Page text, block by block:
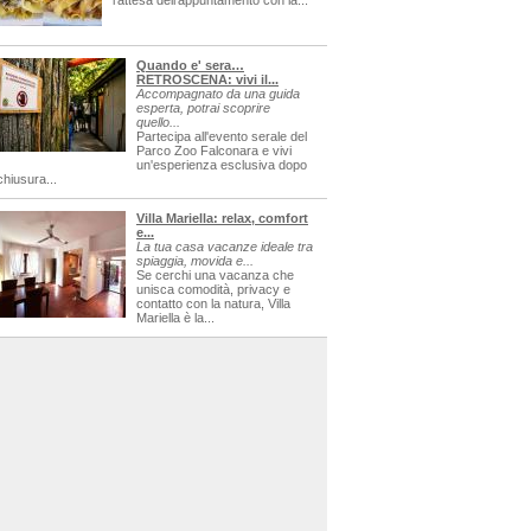
Quando e' sera…
RETROSCENA: vivi il...
Accompagnato da una guida
esperta, potrai scoprire
quello...
Partecipa all'evento serale del
Parco Zoo Falconara e vivi
un'esperienza esclusiva dopo
Villa Mariella: relax, comfort
e...
La tua casa vacanze ideale tra
spiaggia, movida e...
Se cerchi una vacanza che
unisca comodità, privacy e
contatto con la natura, Villa
Mariella è la...